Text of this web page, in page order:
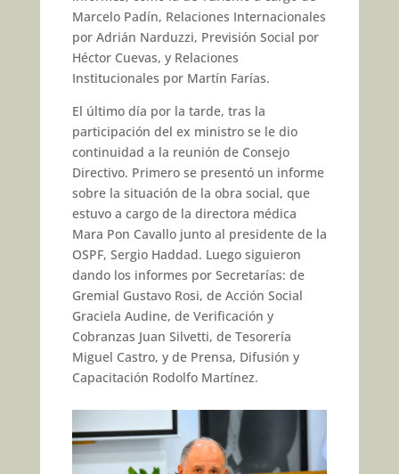
Marcelo Padín, Relaciones Internacionales
por Adrián Narduzzi, Previsión Social por
Héctor Cuevas, y Relaciones
Institucionales por Martín Farías.
El último día por la tarde, tras la
participación del ex ministro se le dio
continuidad a la reunión de Consejo
Directivo. Primero se presentó un informe
sobre la situación de la obra social, que
estuvo a cargo de la directora médica
Mara Pon Cavallo junto al presidente de la
OSPF, Sergio Haddad. Luego siguieron
dando los informes por Secretarías: de
Gremial Gustavo Rosi, de Acción Social
Graciela Audine, de Verificación y
Cobranzas Juan Silvetti, de Tesorería
Miguel Castro, y de Prensa, Difusión y
Capacitación Rodolfo Martínez.